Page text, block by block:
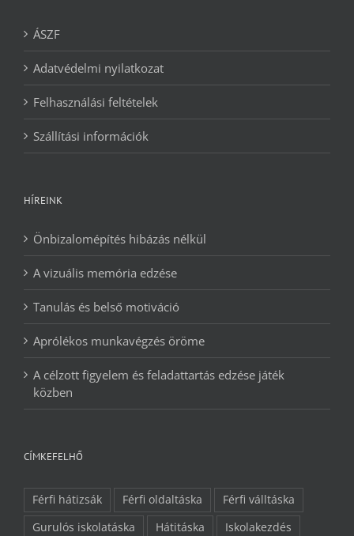
ÁSZF
Adatvédelmi nyilatkozat
Felhasználási feltételek
Szállítási információk
HÍREINK
Önbizalomépítés hibázás nélkül
A vizuális memória edzése
Tanulás és belső motiváció
Aprólékos munkavégzés öröme
A célzott figyelem és feladattartás edzése játék
közben
CÍMKEFELHŐ
Férfi hátizsák Férfi oldaltáska
Férfi válltáska
Gurulós iskolatáska
Hátitáska
Iskolakezdés